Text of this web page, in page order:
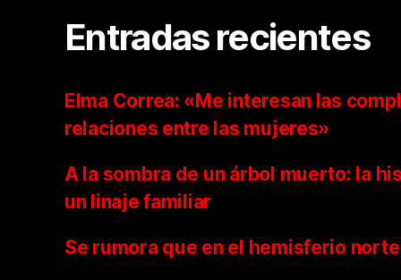
Entradas recientes
Elma Correa: «Me interesan las
relaciones entre las mujeres»
A la sombra de un árbol muerto: la
un linaje familiar
Se rumora que en el hemisferio